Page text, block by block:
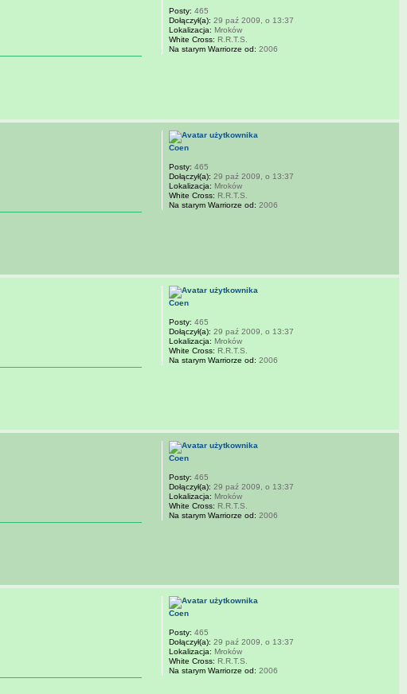
Posty: 465
Dołączył(a): 29 paź 2009, o 13:37
Lokalizacja: Mroków
White Cross: R.R.T.S.
Na starym Warriorze od: 2006
Coen
Posty: 465
Dołączył(a): 29 paź 2009, o 13:37
Lokalizacja: Mroków
White Cross: R.R.T.S.
Na starym Warriorze od: 2006
Coen
Posty: 465
Dołączył(a): 29 paź 2009, o 13:37
Lokalizacja: Mroków
White Cross: R.R.T.S.
Na starym Warriorze od: 2006
Coen
Posty: 465
Dołączył(a): 29 paź 2009, o 13:37
Lokalizacja: Mroków
White Cross: R.R.T.S.
Na starym Warriorze od: 2006
Coen
Posty: 465
Dołączył(a): 29 paź 2009, o 13:37
Lokalizacja: Mroków
White Cross: R.R.T.S.
Na starym Warriorze od: 2006